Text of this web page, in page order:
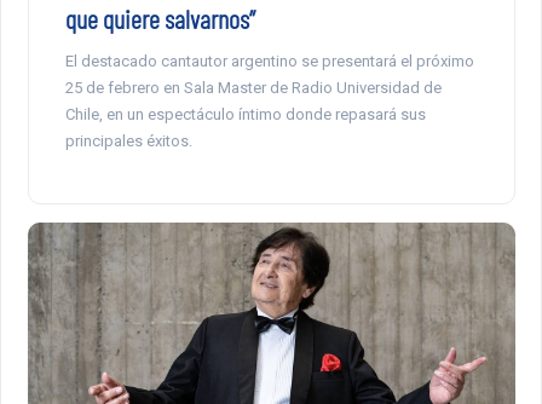
que quiere salvarnos”
El destacado cantautor argentino se presentará el próximo
25 de febrero en Sala Master de Radio Universidad de
Chile, en un espectáculo íntimo donde repasará sus
principales éxitos.